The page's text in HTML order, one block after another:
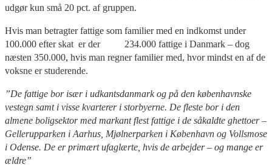
udgør kun små 20 pct. af gruppen.
Hvis man betragter fattige som familier med en indkomst under
100.000 efter skat er der 234.000 fattige i Danmark – dog
næsten 350.000, hvis man regner familier med, hvor mindst en af de
voksne er studerende.
”De fattige bor især i udkantsdanmark og på den københavnske
vestegn samt i visse kvarterer i storbyerne. De fleste bor i den
almene boligsektor med markant flest fattige i de såkaldte ghettoer –
Gellerupparken i Aarhus, Mjølnerparken i København og Vollsmose
i Odense. De er primært ufaglærte, hvis de arbejder – og mange er
ældre”